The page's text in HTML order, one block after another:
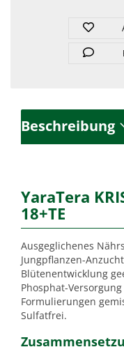
Beschreibung
YaraTera
18+TE
Ausgeglichenes
Jungpflanzen-
Blütenentwicklung
Phosphat-
Formulierungen
Sulfatfrei.